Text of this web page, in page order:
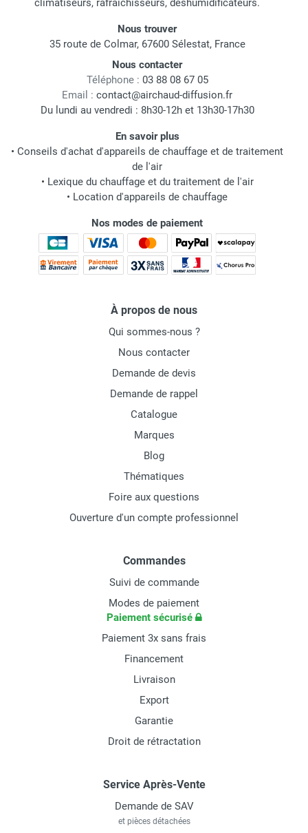
climatiseurs, rafraichisseurs, déshumidificateurs.
Nous trouver
35 route de Colmar, 67600 Sélestat, France
Nous contacter
Téléphone : 03 88 08 67 05
Email : contact@airchaud-diffusion.fr
Du lundi au vendredi : 8h30-12h et 13h30-17h30
En savoir plus
• Conseils d'achat d'appareils de chauffage et de traitement
de l'air
• Lexique du chauffage et du traitement de l'air
• Location d'appareils de chauffage
Nos modes de paiement
À propos de nous
Qui sommes-nous ?
Nous contacter
Demande de devis
Demande de rappel
Catalogue
Marques
Blog
Thématiques
Foire aux questions
Ouverture d'un compte professionnel
Commandes
Suivi de commande
Modes de paiement
Paiement sécurisé
Paiement 3x sans frais
Financement
Livraison
Export
Garantie
Droit de rétractation
Service Après-Vente
Demande de SAV
et pièces détachées